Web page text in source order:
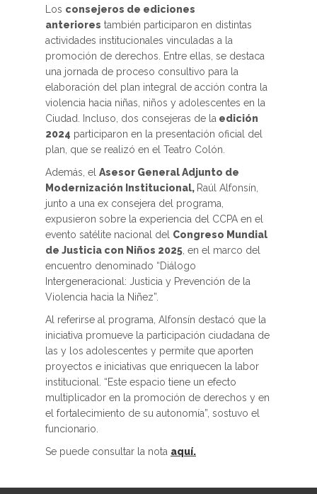
Los consejeros de ediciones
anteriores también participaron en distintas
actividades institucionales vinculadas a la
promoción de derechos. Entre ellas, se destaca
una jornada de proceso consultivo para la
elaboración del plan integral de acción contra la
violencia hacia niñas, niños y adolescentes en la
Ciudad. Incluso, dos consejeras de la edición
2024 participaron en la presentación oficial del
plan, que se realizó en el Teatro Colón.
Además, el Asesor General Adjunto de
Modernización Institucional, Raúl Alfonsín,
junto a una ex consejera del programa,
expusieron sobre la experiencia del CCPA en el
evento satélite nacional del Congreso Mundial
de Justicia con Niños 2025 , en el marco del
encuentro denominado “Diálogo
Intergeneracional: Justicia y Prevención de la
Violencia hacia la Niñez”.
Al referirse al programa, Alfonsín destacó que la
iniciativa promueve la participación ciudadana de
las y los adolescentes y permite que aporten
proyectos e iniciativas que enriquecen la labor
institucional. “Este espacio tiene un efecto
multiplicador en la promoción de derechos y en
el fortalecimiento de su autonomía”, sostuvo el
funcionario.
Se puede consultar la nota aquí.